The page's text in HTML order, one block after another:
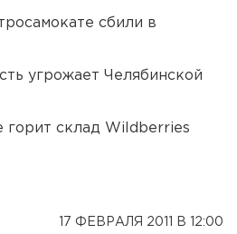
сбили в
угрожает Челябинской
горит склад Wildberries
17 ФЕВРАЛЯ 2011 В 12:00